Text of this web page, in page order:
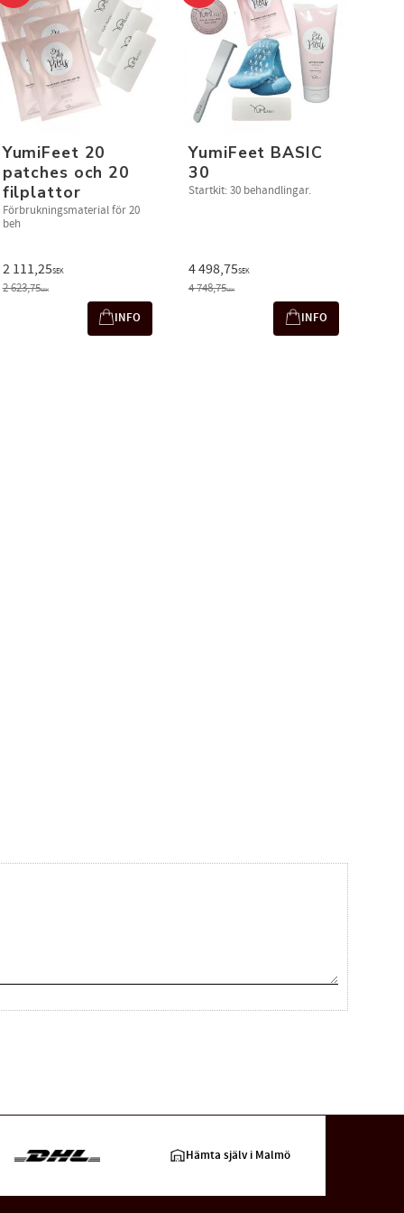
YumiFeet 20
patches och 20
filplattor
Förbrukningsmaterial för 20
beh
2 111,25SEK
2 623,75SEK
INFO
YumiFeet BASIC
30
Startkit: 30 behandlingar.
4 498,75SEK
4 748,75SEK
INFO
favoriter
Hämta själv i Malmö